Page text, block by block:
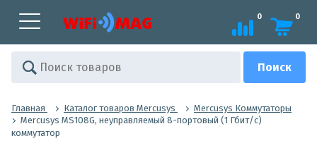
0 0
Главная Каталог товаров Mercusys
Mercusys Коммутаторы
Mercusys MS108G, неуправляемый 8-портовый (1 Гбит/с)
коммутатор